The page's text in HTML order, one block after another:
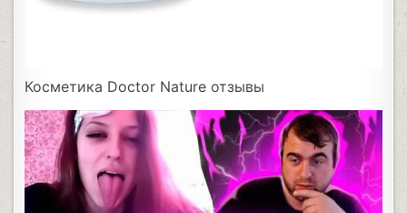
Косметика Doctor Nature отзывы